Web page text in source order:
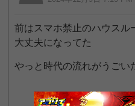
前はスマホ禁止のハウスル
大丈夫になってた
やっと時代の流れがうごい